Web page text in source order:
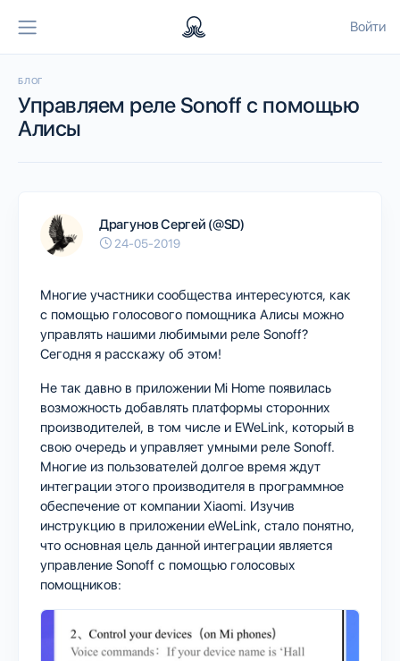
Войти
БЛОГ
Управляем реле Sonoff с помощью
Алисы
Драгунов Сергей (@SD)
24-05-2019
Многие участники сообщества интересуются, как
с помощью голосового помощника Алисы можно
управлять нашими любимыми реле Sonoff?
Сегодня я расскажу об этом!
Не так давно в приложении Mi Home появилась
возможность добавлять платформы сторонних
производителей, в том числе и EWeLink, который в
свою очередь и управляет умными реле Sonoff.
Многие из пользователей долгое время ждут
интеграции этого производителя в программное
обеспечение от компании Xiaomi. Изучив
инструкцию в приложении eWeLink, стало понятно,
что основная цель данной интеграции является
управление Sonoff с помощью голосовых
помощников: